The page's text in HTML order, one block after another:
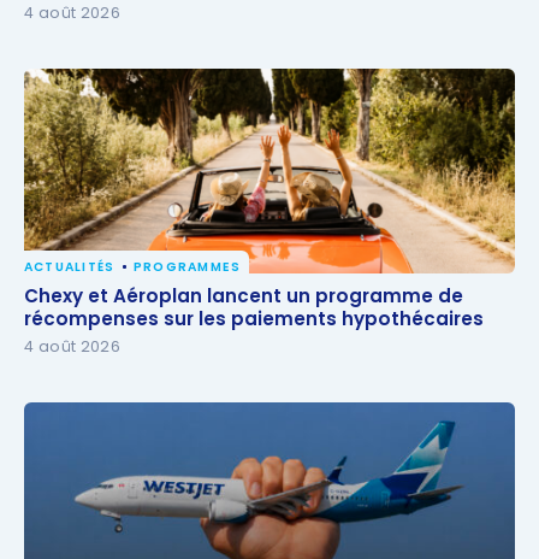
4 août 2026
Chexy et Aéroplan lancent un programme de
récompenses sur les paiements hypothécaires
ACTUALITÉS PROGRAMMES
Chexy et Aéroplan lancent un programme de
récompenses sur les paiements hypothécaires
4 août 2026